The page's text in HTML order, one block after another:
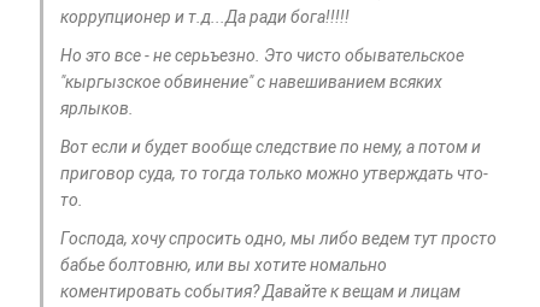
коррупционер и т.д...Да ради бога!!!!!
Но это все - не серьъезно. Это чисто обывательское
"кыргызское обвинение" с навешиванием всяких
ярлыков.
Вот если и будет вообще следствие по нему, а потом и
приговор суда, то тогда только можно утверждать что-
то.
Господа, хочу спросить одно, мы либо ведем тут просто
бабье болтовню, или вы хотите номально
коментировать события? Давайте к вещам и лицам